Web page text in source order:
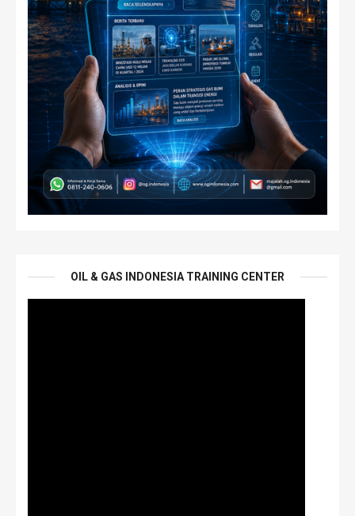
OIL & GAS INDONESIA TRAINING CENTER